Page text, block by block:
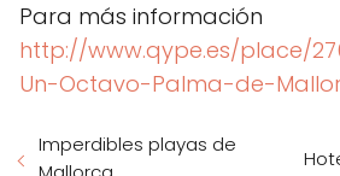
Para más información
http://www.qype.es/place/
Un-Octavo-Palma-de-
Imperdibles playas de